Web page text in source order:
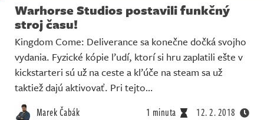
Databáze
Komunita
Redakce
Živě
Warhorse Studios postavili funkčný
stroj času!
Kingdom Come: Deliverance sa konečne dočká svojho
vydania. Fyzické kópie ľudí, ktorí si hru zaplatili ešte v
kickstarteri sú už na ceste a kľúče na steam sa už
taktiež dajú aktivovať. Pri tejto…
Marek Čabák 1 minuta 12. 2. 2018